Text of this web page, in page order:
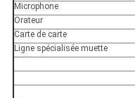
Microphone
Orateur
Carte de carte
Ligne spécialisée muette